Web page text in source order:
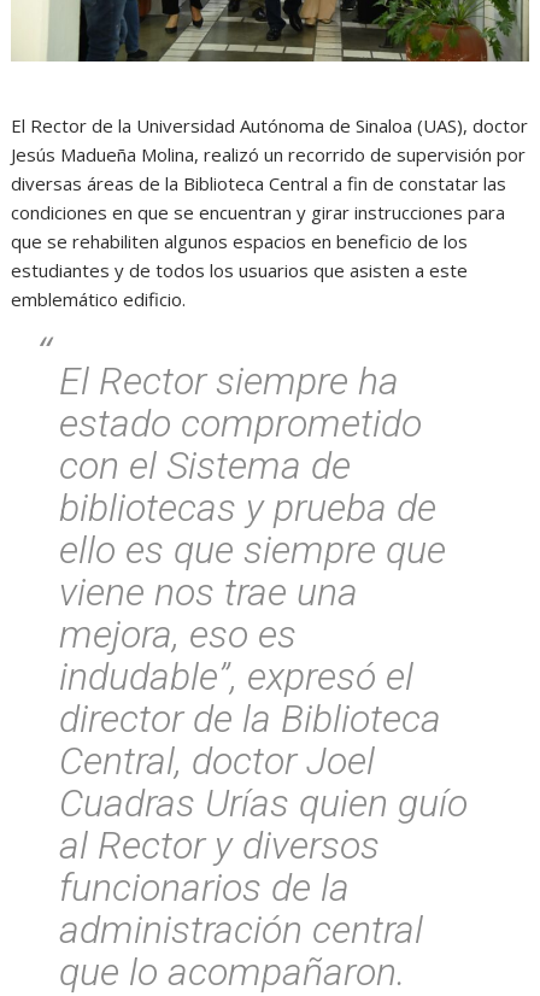
El Rector de la Universidad Autónoma de Sinaloa (UAS), doctor
Jesús Madueña Molina, realizó un recorrido de supervisión por
diversas áreas de la Biblioteca Central a fin de constatar las
condiciones en que se encuentran y girar instrucciones para
que se rehabiliten algunos espacios en beneficio de los
estudiantes y de todos los usuarios que asisten a este
emblemático edificio.
El Rector siempre ha
estado comprometido
con el Sistema de
bibliotecas y prueba de
ello es que siempre que
viene nos trae una
mejora, eso es
indudable”, expresó el
director de la Biblioteca
Central, doctor Joel
Cuadras Urías quien guío
al Rector y diversos
funcionarios de la
administración central
que lo acompañaron.